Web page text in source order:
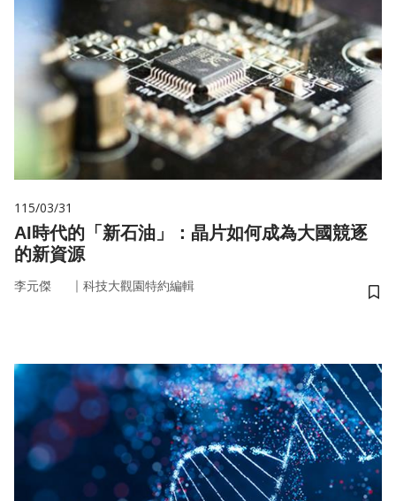
115/03/31
AI時代的「新石油」：晶片如何成為大國競逐
的新資源
李元傑 ｜ 科技大觀園特約編輯
儲